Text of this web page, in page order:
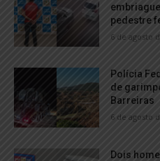
pedestre
6 de agosto
Polícia
de
Barreiras
6 de agosto
Dois